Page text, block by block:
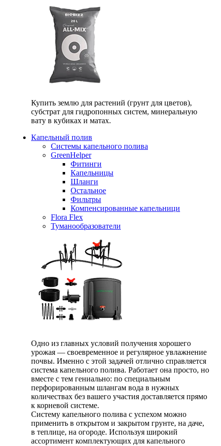
Купить землю для растений (грунт для цветов),
субстрат для гидропонных систем, минеральную
вату в кубиках и матах.
Капельный полив
Системы капельного полива
GreenHelper
Фитинги
Капельницы
Шланги
Остальное
Фильтры
Компенсированные капельници
Flora Flex
Туманообразователи
Одно из главных условий получения хорошего
урожая — своевременное и регулярное увлажнение
почвы. Именно с этой задачей отлично справляется
система капельного полива. Работает она просто, но
вместе с тем гениально: по специальным
перфорированным шлангам вода в нужных
количествах без вашего участия доставляется прямо
к корневой системе.
Систему капельного полива с успехом можно
применить в открытом и закрытом грунте, на даче,
в теплице, на огороде. Используя широкий
ассортимент комплектующих для капельного